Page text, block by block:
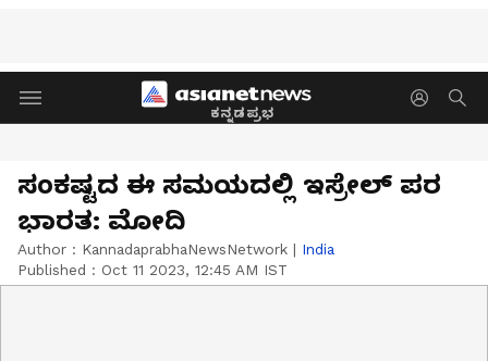
ಕನ್ನಡಪ್ರಭ
ಸಂಕಷ್ಟದ ಈ ಸಮಯದಲ್ಲಿ ಇಸ್ರೇಲ್‌ ಪರ
ಭಾರತ: ಮೋದಿ
Author : KannadaprabhaNewsNetwork | India
Published : Oct 11 2023, 12:45 AM IST